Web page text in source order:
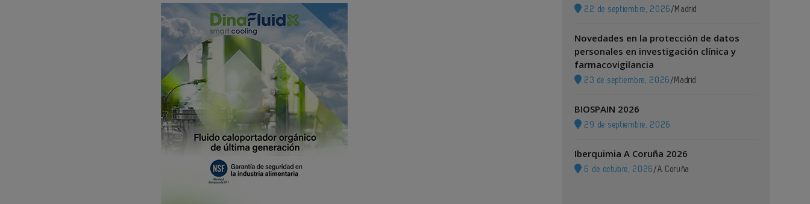
22 de septiembre, 2026 / Madrid
Novedades en la protección de datos
personales en investigación clínica y
farmacovigilancia
23 de septiembre, 2026 / Madrid
BIOSPAIN 2026
29 de septiembre, 2026
Iberquimia A Coruña 2026
6 de octubre, 2026 /A Coruña